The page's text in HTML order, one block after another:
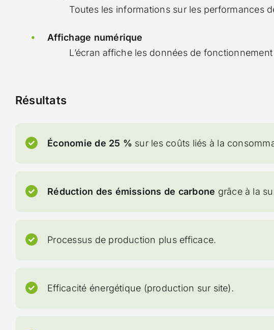
Toutes les informations sur les performances
Affichage numérique
L’écran affiche les données de
Résultats
Économie de 25 % sur les coûts liés à la
Réduction des émissions de carbone grâce à la
Processus de production plus efficace.
Efficacité énergétique (production sur site).